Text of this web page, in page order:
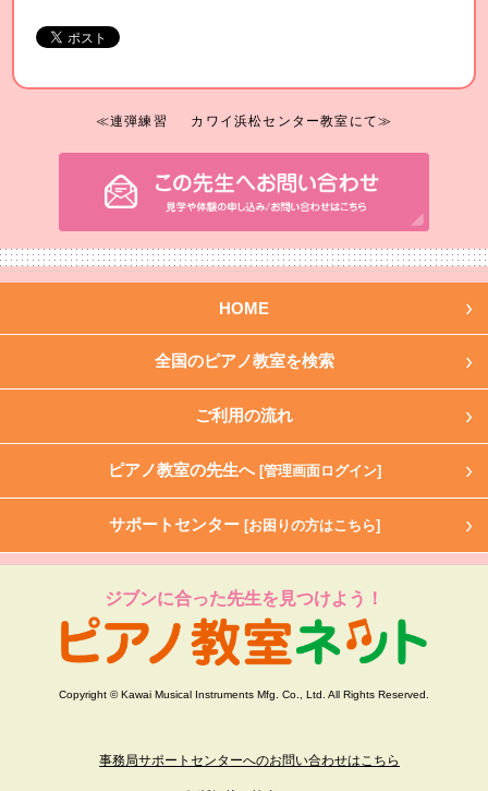
≪連弾練習 カワイ浜松センター教室にて≫
HOME
全国のピアノ教室を検索
ご利用の流れ
ピアノ教室の先生へ [管理画面ログイン]
サポートセンター [お困りの方はこちら]
ジブンに合った先生を見つけよう！
Copyright © Kawai Musical Instruments Mfg. Co., Ltd. All Rights Reserved.
事務局サポートセンターへのお問い合わせはこちら